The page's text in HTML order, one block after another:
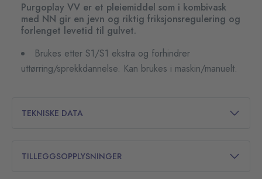
Purgoplay VV er et pleiemiddel som i kombivask
med NN gir en jevn og riktig friksjonsregulering og
forlenget levetid til gulvet.
Brukes etter S1/S1 ekstra og forhindrer
uttørring/sprekkdannelse. Kan brukes i maskin/manuelt.
TEKNISKE DATA
TILLEGGSOPPLYSNINGER